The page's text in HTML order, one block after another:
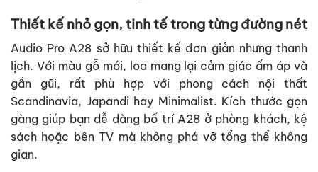
Thiết kế nhỏ gọn, tinh tế trong từng đường nét
Audio Pro A28 sở hữu thiết kế đơn giản nhưng thanh
lịch. Với màu gỗ mới, loa mang lại cảm giác ấm áp và
gần gũi, rất phù hợp với phong cách nội thất
Scandinavia, Japandi hay Minimalist. Kích thước gọn
gàng giúp bạn dễ dàng bố trí A28 ở phòng khách, kệ
sách hoặc bên TV mà không phá vỡ tổng thể không
gian.